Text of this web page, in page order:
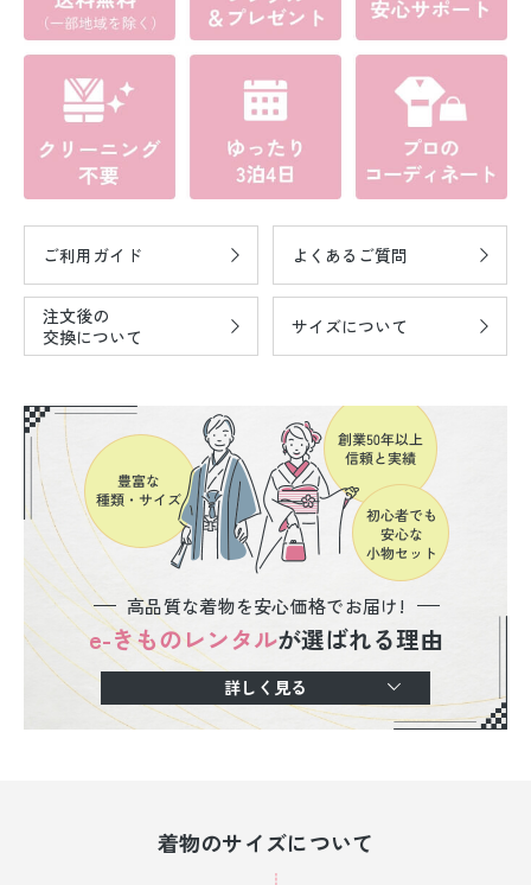
ご利用ガイド よくあるご質問
注文後の
交換について
サイズについて
高品質な着物を安心価格でお届け!
e-きものレンタルが選ばれる理由
詳しく見る
着物のサイズについて